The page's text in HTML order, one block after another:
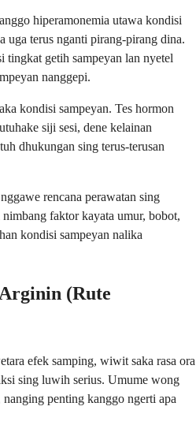
hiperamonemia utawa kondisi
uga terus nganti pirang-pirang dina.
tingkat getih sampeyan lan nyetel
nanggepi.
kondisi sampeyan. Tes hormon
siji sesi, dene kelainan
dhukungan sing terus-terusan
rencana perawatan sing
faktor kayata umur, bobot,
kondisi sampeyan nalika
(Rute
efek samping, wiwit saka rasa ora
sing luwih serius. Umume wong
penting kanggo ngerti apa